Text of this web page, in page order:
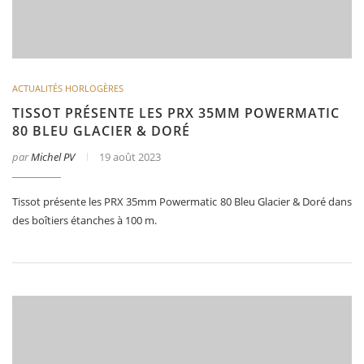
ACTUALITÉS HORLOGÈRES
TISSOT PRÉSENTE LES PRX 35MM POWERMATIC
80 BLEU GLACIER & DORÉ
parMichel PV 19 août 2023
Tissot présente les PRX 35mm Powermatic 80 Bleu Glacier & Doré dans
des boîtiers étanches à 100 m.